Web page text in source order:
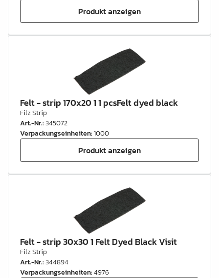
Produkt anzeigen
Felt - strip 170x20 1 1 pcsFelt dyed black
Filz Strip
Art.-Nr.:345072
Verpackungseinheiten:1000
Produkt anzeigen
Felt - strip 30x30 1 Felt Dyed Black Visit
Filz Strip
Art.-Nr.:344894
Verpackungseinheiten:4976